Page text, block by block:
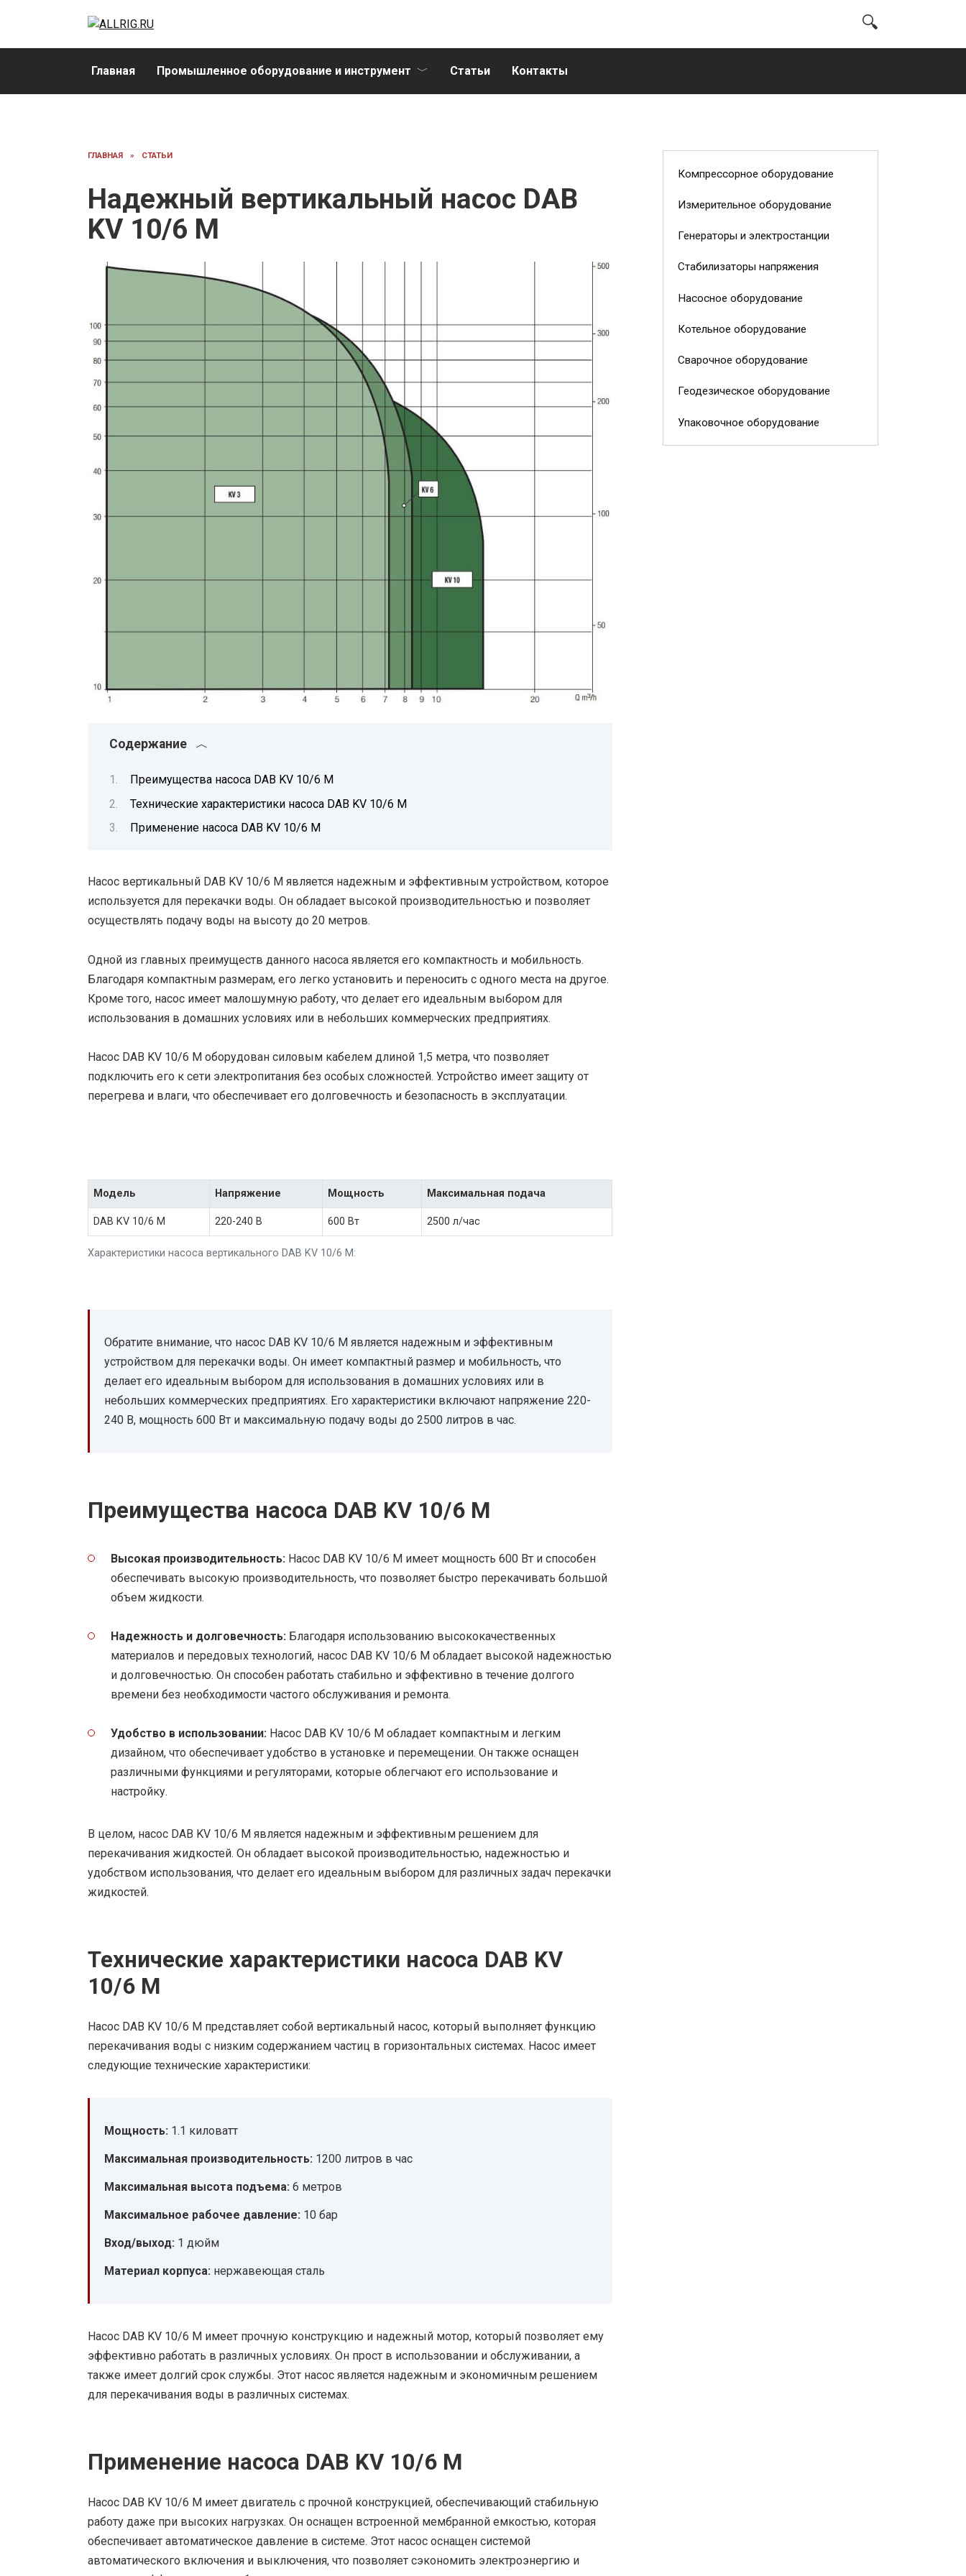
Главная Промышленное оборудование и инструмент Статьи Контакты
ГЛАВНАЯ » СТАТЬИ
Надежный вертикальный насос DAB
KV 10/6 M
Содержание
Преимущества насоса DAB KV 10/6 M
Технические характеристики насоса DAB KV 10/6 M
Применение насоса DAB KV 10/6 M
Насос вертикальный DAB KV 10/6 M является надежным и эффективным устройством, которое
используется для перекачки воды. Он обладает высокой производительностью и позволяет
осуществлять подачу воды на высоту до 20 метров.
Одной из главных преимуществ данного насоса является его компактность и мобильность.
Благодаря компактным размерам, его легко установить и переносить с одного места на другое.
Кроме того, насос имеет малошумную работу, что делает его идеальным выбором для
использования в домашних условиях или в небольших коммерческих предприятиях.
Насос DAB KV 10/6 M оборудован силовым кабелем длиной 1,5 метра, что позволяет
подключить его к сети электропитания без особых сложностей. Устройство имеет защиту от
перегрева и влаги, что обеспечивает его долговечность и безопасность в эксплуатации.
Характеристики насоса вертикального DAB KV 10/6 M:
Модель Напряжение Мощность Максимальная подача
DAB KV 10/6 M 220-240 В 600 Вт 2500 л/час
Обратите внимание, что насос DAB KV 10/6 M является надежным и эффективным
устройством для перекачки воды. Он имеет компактный размер и мобильность, что
делает его идеальным выбором для использования в домашних условиях или в
небольших коммерческих предприятиях. Его характеристики включают напряжение 220-
240 В, мощность 600 Вт и максимальную подачу воды до 2500 литров в час.
Преимущества насоса DAB KV 10/6 M
Высокая производительность: Насос DAB KV 10/6 M имеет мощность 600 Вт и способен
обеспечивать высокую производительность, что позволяет быстро перекачивать большой
объем жидкости.
Надежность и долговечность: Благодаря использованию высококачественных
материалов и передовых технологий, насос DAB KV 10/6 M обладает высокой надежностью
и долговечностью. Он способен работать стабильно и эффективно в течение долгого
времени без необходимости частого обслуживания и ремонта.
Удобство в использовании: Насос DAB KV 10/6 M обладает компактным и легким
дизайном, что обеспечивает удобство в установке и перемещении. Он также оснащен
различными функциями и регуляторами, которые облегчают его использование и
настройку.
В целом, насос DAB KV 10/6 M является надежным и эффективным решением для
перекачивания жидкостей. Он обладает высокой производительностью, надежностью и
удобством использования, что делает его идеальным выбором для различных задач перекачки
жидкостей.
Технические характеристики насоса DAB KV
10/6 M
Насос DAB KV 10/6 M представляет собой вертикальный насос, который выполняет функцию
перекачивания воды с низким содержанием частиц в горизонтальных системах. Насос имеет
следующие технические характеристики:
Мощность: 1.1 киловатт
Максимальная производительность: 1200 литров в час
Максимальная высота подъема: 6 метров
Максимальное рабочее давление: 10 бар
Вход/выход: 1 дюйм
Материал корпуса: нержавеющая сталь
Насос DAB KV 10/6 M имеет прочную конструкцию и надежный мотор, который позволяет ему
эффективно работать в различных условиях. Он прост в использовании и обслуживании, а
также имеет долгий срок службы. Этот насос является надежным и экономичным решением
для перекачивания воды в различных системах.
Применение насоса DAB KV 10/6 M
Насос DAB KV 10/6 M имеет двигатель с прочной конструкцией, обеспечивающий стабильную
работу даже при высоких нагрузках. Он оснащен встроенной мембранной емкостью, которая
обеспечивает автоматическое давление в системе. Этот насос оснащен системой
автоматического включения и выключения, что позволяет сэкономить электроэнергию и
Компрессорное оборудование
Измерительное оборудование
Генераторы и электростанции
Стабилизаторы напряжения
Насосное оборудование
Котельное оборудование
Сварочное оборудование
Геодезическое оборудование
Упаковочное оборудование